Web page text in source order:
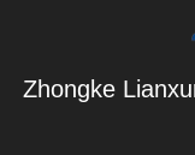
Zhongke